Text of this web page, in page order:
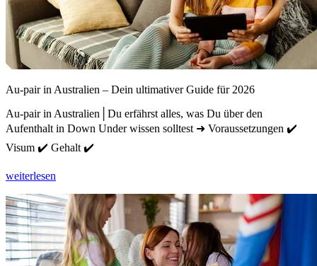
Au-pair in Australien – Dein ultimativer Guide für 2026
Au-pair in Australien│Du erfährst alles, was Du über den
Aufenthalt in Down Under wissen solltest ➜ Voraussetzungen ✔️
Visum ✔️ Gehalt ✔️
weiterlesen